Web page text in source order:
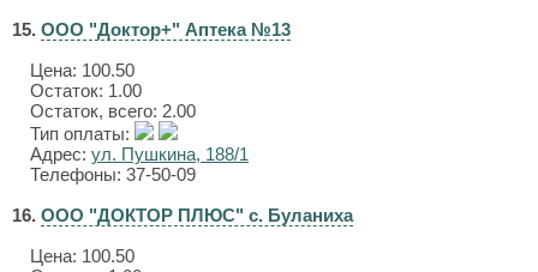
15. ООО "Доктор+" Аптека №13
Цена: 100.50
Остаток: 1.00
Остаток, всего: 2.00
Тип оплаты:
Адрес: ул. Пушкина, 188/1
Телефоны: 37-50-09
16. ООО "ДОКТОР ПЛЮС" с. Буланиха
Цена: 100.50